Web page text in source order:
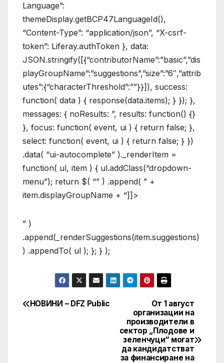
Language”:
themeDisplay.getBCP47LanguageId(),
“Content-Type”: “application/json”, “X-csrf-
token”: Liferay.authToken }, data:
JSON.stringify([{“contributorName”:”basic”,”dis
playGroupName”:”suggestions”,”size”:”6″,”attrib
utes”:{“characterThreshold”:””}}]), success:
function( data ) { response(data.items); } }); },
messages: { noResults: ”, results: function() {}
}, focus: function( event, ui ) { return false; },
select: function( event, ui ) { return false; } })
.data( “ui-autocomplete” )._renderItem =
function( ul, item ) { ul.addClass(“dropdown-
menu”); return $( “” ) .append( ” +
item.displayGroupName + “]]>
” )
.append(_renderSuggestions(item.suggestions)
) .appendTo( ul ); }; } );
Post
От 1 август
организации на
производители в
сектор „Плодове и
зеленчуци“ могат
да кандидатстват
за финансиране на
НОВИНИ – DFZ Public